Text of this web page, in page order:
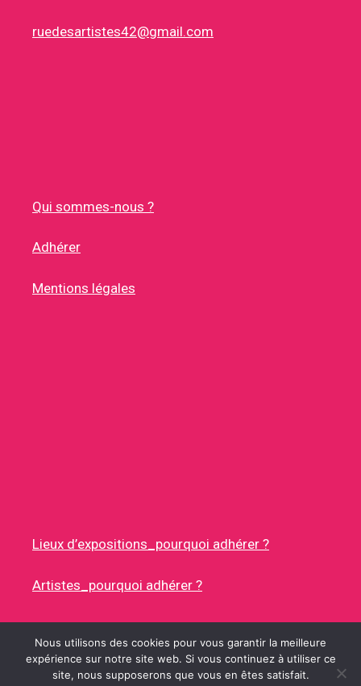
ruedesartistes42@gmail.com
Qui sommes-nous ?
Adhérer
Mentions légales
Lieux d’expositions_pourquoi adhérer ?
Artistes_pourquoi adhérer ?
© 2026 RUES DES ARTISTES• CONSTRUIT AVEC
Nous utilisons des cookies pour vous garantir la meilleure
expérience sur notre site web. Si vous continuez à utiliser ce
site, nous supposerons que vous en êtes satisfait.